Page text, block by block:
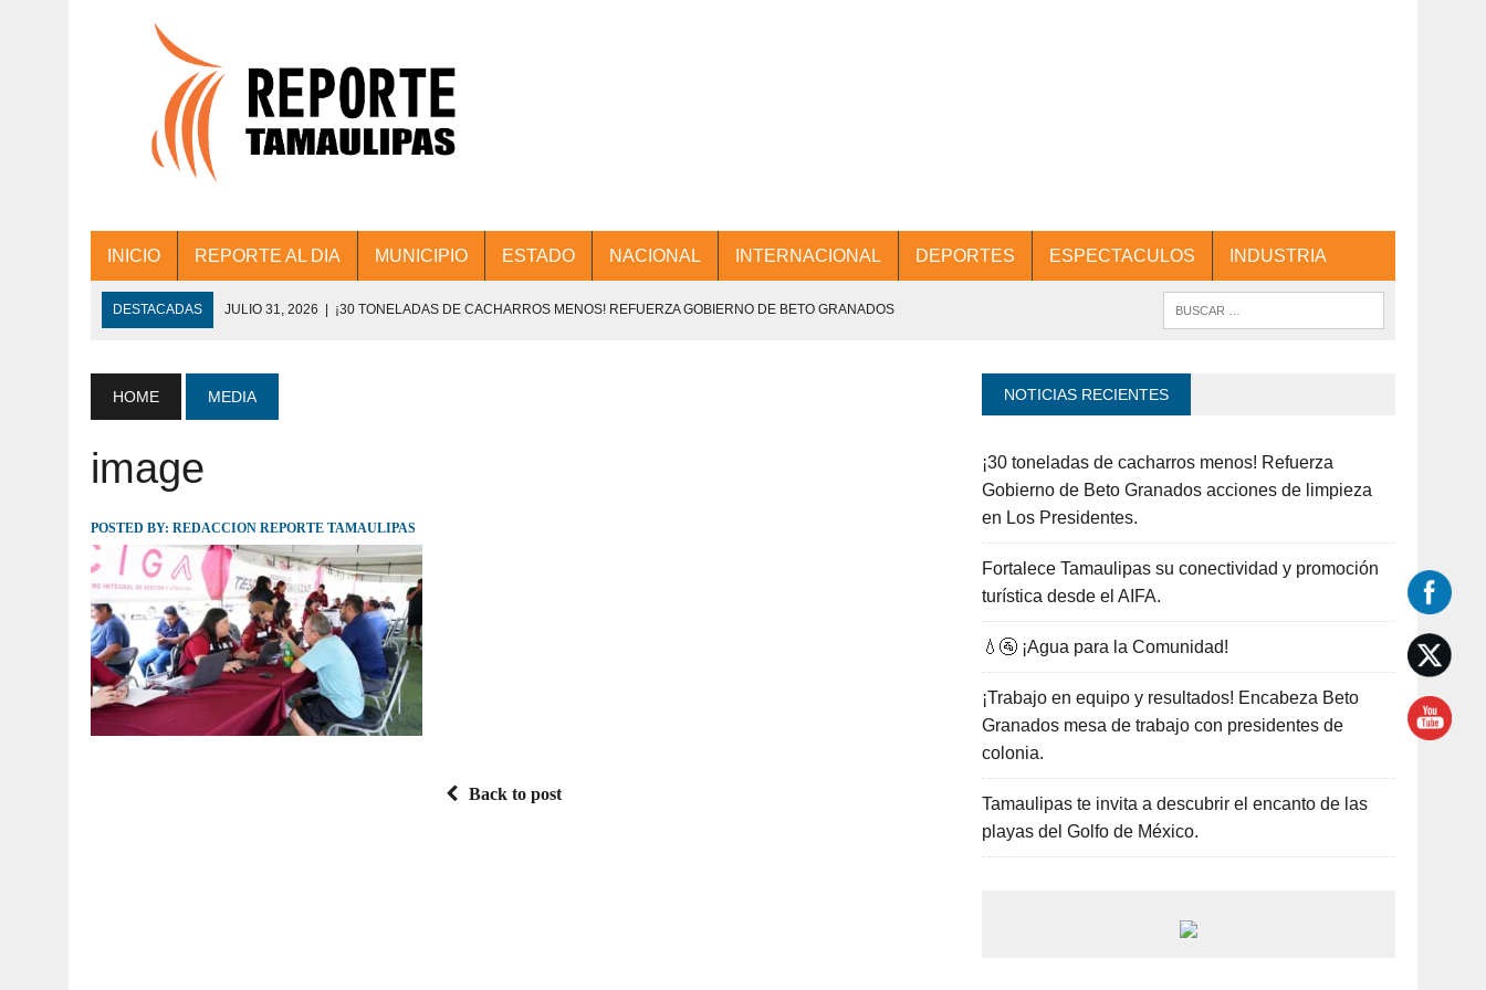
INICIO REPORTE AL DIA MUNICIPIO ESTADO NACIONAL INTERNACIONAL DEPORTES ESPECTACULOS INDUSTRIA
DESTACADAS JULIO 31, 2026 | ¡30 TONELADAS DE CACHARROS MENOS! REFUERZA GOBIERNO DE BETO GRANADOS
JULIO 30, 2026 | 💧🚰 ¡AGUA PARA LA COMUNIDAD!
DE COLONIA.
JULIO 30, 2026 | TAMAULIPAS TE INVITA A DESCUBRIR EL ENCANTO DE LAS PLAYAS DEL GOLFO DE MÉXICO.
HOME MEDIA
image
POSTED BY: REDACCION REPORTE TAMAULIPAS
Back to post
NOTICIAS RECIENTES
¡30 toneladas de cacharros menos! Refuerza
Gobierno de Beto Granados acciones de limpieza
en Los Presidentes.
Fortalece Tamaulipas su conectividad y promoción
turística desde el AIFA.
💧🚰 ¡Agua para la Comunidad!
¡Trabajo en equipo y resultados! Encabeza Beto
Granados mesa de trabajo con presidentes de
colonia.
Tamaulipas te invita a descubrir el encanto de las
playas del Golfo de México.